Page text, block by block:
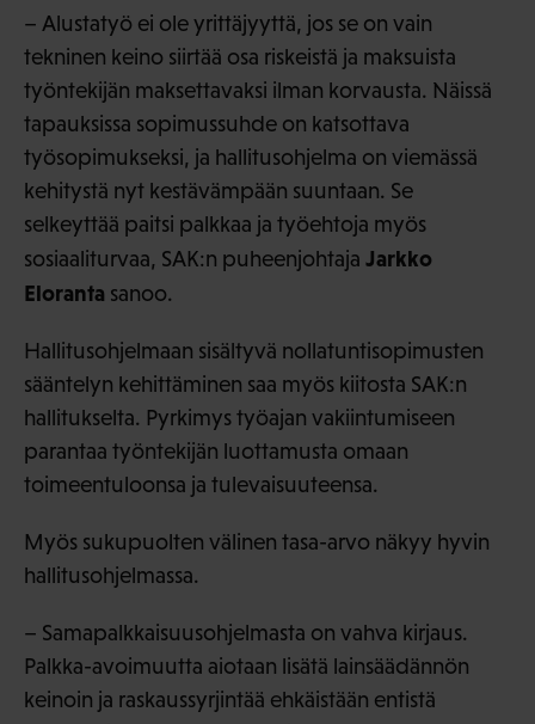
– Alustatyö ei ole yrittäjyyttä, jos se on vain
tekninen keino siirtää osa riskeistä ja maksuista
työntekijän maksettavaksi ilman korvausta. Näissä
tapauksissa sopimussuhde on katsottava
työsopimukseksi, ja hallitusohjelma on viemässä
kehitystä nyt kestävämpään suuntaan. Se
selkeyttää paitsi palkkaa ja työehtoja myös
sosiaaliturvaa, SAK:n puheenjohtaja Jarkko
Eloranta sanoo.
Hallitusohjelmaan sisältyvä nollatuntisopimusten
sääntelyn kehittäminen saa myös kiitosta SAK:n
hallitukselta. Pyrkimys työajan vakiintumiseen
parantaa työntekijän luottamusta omaan
toimeentuloonsa ja tulevaisuuteensa.
Myös sukupuolten välinen tasa-arvo näkyy hyvin
hallitusohjelmassa.
– Samapalkkaisuusohjelmasta on vahva kirjaus.
Palkka-avoimuutta aiotaan lisätä lainsäädännön
keinoin ja raskaussyrjintää ehkäistään entistä